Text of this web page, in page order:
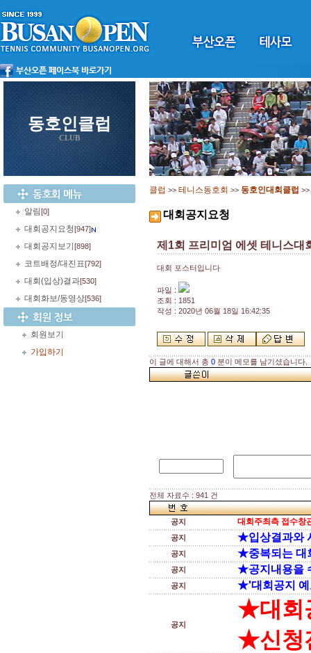
동호인클럽
CLUB
알림[0]
대회공지요청[947]
대회공지보기 [898]
코트배정/대진표[792]
대회(입상)결과[530]
대회화보/동영상[536]
회원보기
가입하기
클럽 >> 테니스동호회 >> 동호인대회클럽 >>
대회공지요청
제1회 프리미엄 에셋 테니스대
대회 포스터입니다
파일 :
조회 : 1851
작성 : 2020년 06월 18일 16:42:35
이 글에 대해서 총 0 분이 메모를 남기셨습니다.
전체 자료수 : 941 건
공지 대회주최측 접수창
공지 ★입상결과와
공지 ★중복되는 대
공지 ★공지내용을
공지 ★'대회공지 예
공지
★대회
★신청